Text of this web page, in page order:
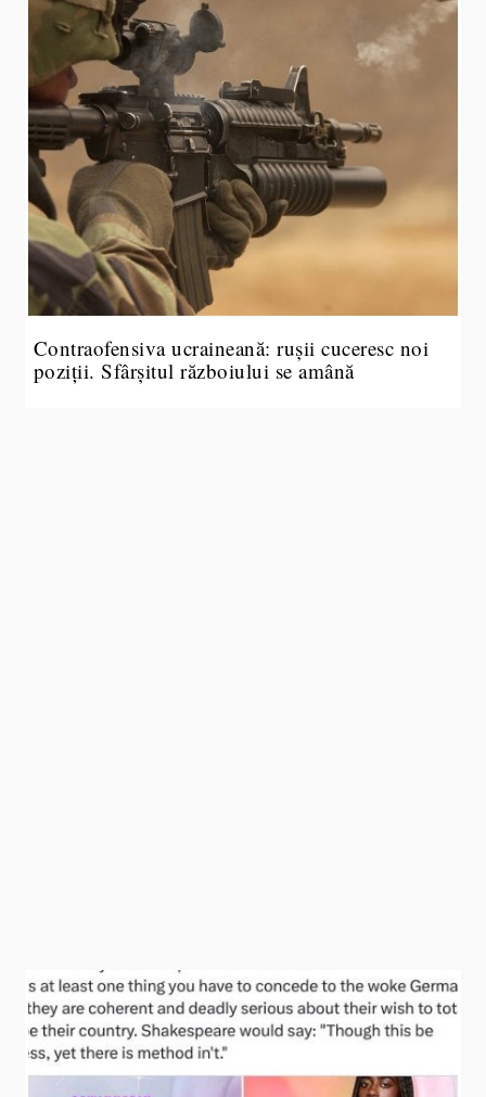
Contraofensiva ucraineană: rușii cuceresc noi
poziții. Sfârșitul războiului se amână